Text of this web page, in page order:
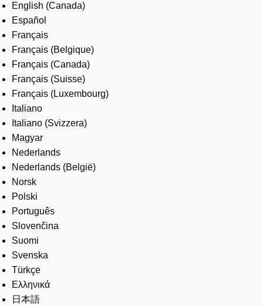
English (Canada)
Español
Français
Français (Belgique)
Français (Canada)
Français (Suisse)
Français (Luxembourg)
Italiano
Italiano (Svizzera)
Magyar
Nederlands
Nederlands (België)
Norsk
Polski
Português
Slovenčina
Suomi
Svenska
Türkçe
Ελληνικά
日本語